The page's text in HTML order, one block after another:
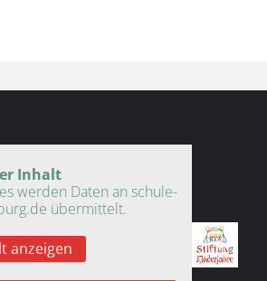
Inhalt
werden Daten an schule-
übermittelt.
anzeigen